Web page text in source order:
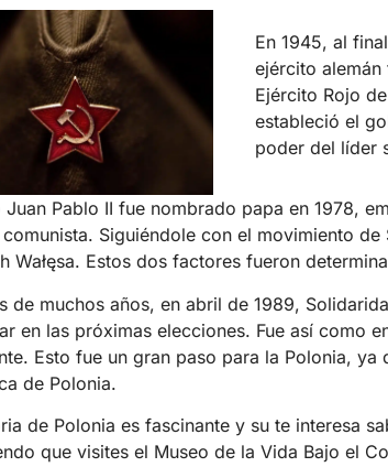
En 1945, al
ejército
Ejército Rojo
estableció el
poder del líder
Juan Pablo II fue nombrado papa en 1978,
Siguiéndole con el movimiento
Wałęsa. Estos dos factores fueron
de muchos años, en abril de 1989,
en las próximas elecciones. Fue así como
Esto fue un gran paso para la Polonia,
de Polonia.
de Polonia es fascinante y su te interesa
que visites el Museo de la Vida Bajo el